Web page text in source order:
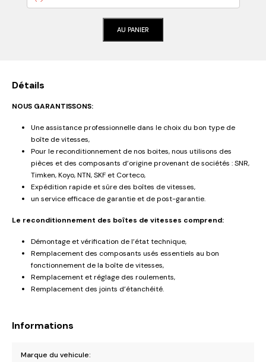
AU PANIER
Détails
NOUS GARANTISSONS:
Une assistance professionnelle dans le choix du bon type de
boîte de vitesses,
Pour le reconditionnement de nos boites, nous utilisons des
pièces et des composants d’origine provenant de sociétés : SNR,
Timken, Koyo, NTN, SKF et Corteco,
Expédition rapide et sûre des boîtes de vitesses,
un service efficace de garantie et de post-garantie.
Le reconditionnement des boîtes de vitesses comprend:
Démontage et vérification de l’état technique,
Remplacement des composants usés essentiels au bon
fonctionnement de la boîte de vitesses,
Remplacement et réglage des roulements,
Remplacement des joints d’étanchéité.
Informations
Marque du vehicule: